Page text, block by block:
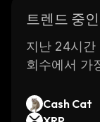
트렌드 중
지난 24시간
회수에서 가
Cash Cat